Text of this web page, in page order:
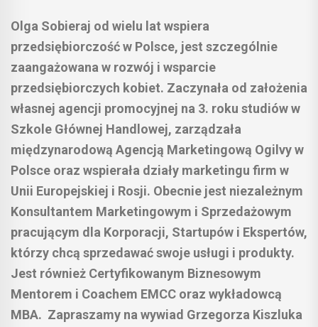
Olga Sobieraj od wielu lat wspiera
przedsiębiorczość w Polsce, jest szczególnie
zaangażowana w rozwój i wsparcie
przedsiębiorczych kobiet. Zaczynała od założenia
własnej agencji promocyjnej na 3. roku studiów w
Szkole Głównej Handlowej, zarządzała
międzynarodową Agencją Marketingową Ogilvy w
Polsce oraz wspierała działy marketingu firm w
Unii Europejskiej i Rosji. Obecnie jest niezależnym
Konsultantem Marketingowym i Sprzedażowym
pracującym dla Korporacji, Startupów i Ekspertów,
którzy chcą sprzedawać swoje usługi i produkty.
Jest również Certyfikowanym Biznesowym
Mentorem i Coachem EMCC oraz wykładowcą
MBA. Zapraszamy na wywiad Grzegorza Kiszluka